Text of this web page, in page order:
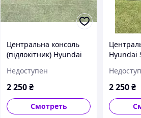
Центральна консоль
(підлокітник) Hyundai
8465026000
Недоступен
2 250₴
Смотреть
Hyundai
2 250₴